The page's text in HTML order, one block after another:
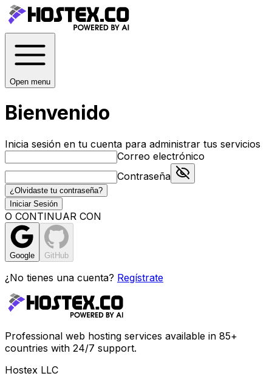
Open menu
Bienvenido
Inicia sesión en tu cuenta para administrar tus servicios
Correo electrónico
Contraseña
¿Olvidaste tu contraseña?
Iniciar Sesión
O CONTINUAR CON
Google GitHub
¿No tienes una cuenta? Regístrate
Professional web hosting services available in 85+
countries with 24/7 support.
Hostex LLC